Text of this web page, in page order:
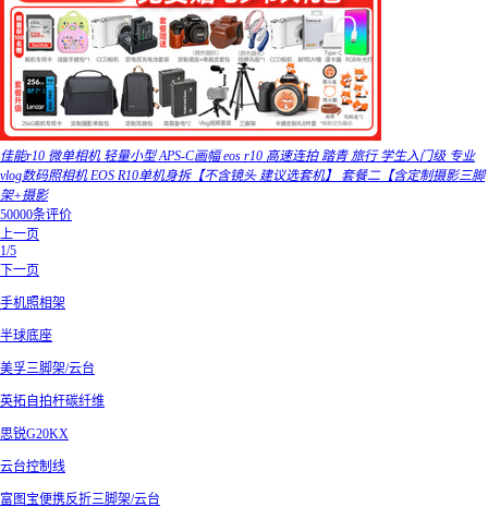
佳能r10 微单相机 轻量小型 APS-C画幅 eos r10 高速连拍 踏青 旅行 学生入门级 专业
vlog数码照相机 EOS R10单机身拆【不含镜头 建议选套机】 套餐二【含定制摄影三脚
架+摄影
50000条评价
上一页
1/5
下一页
手机照相架
半球底座
美孚三脚架/云台
英拓自拍杆碳纤维
思锐G20KX
云台控制线
富图宝便携反折三脚架/云台